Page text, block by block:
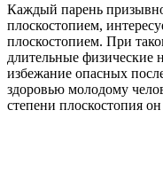
Каждый парень
плоскостопием,
плоскостопием. При
длительные физические
избежание опасных
здоровью молодому
степени плоскостопия